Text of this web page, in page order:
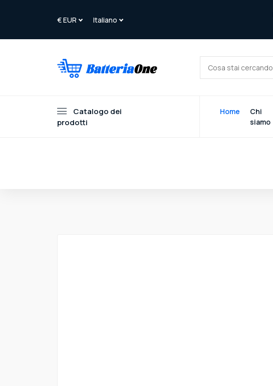
Catalogo dei
prodotti
Home
Chi
siamo